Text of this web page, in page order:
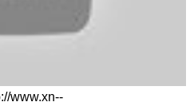
www.xn--